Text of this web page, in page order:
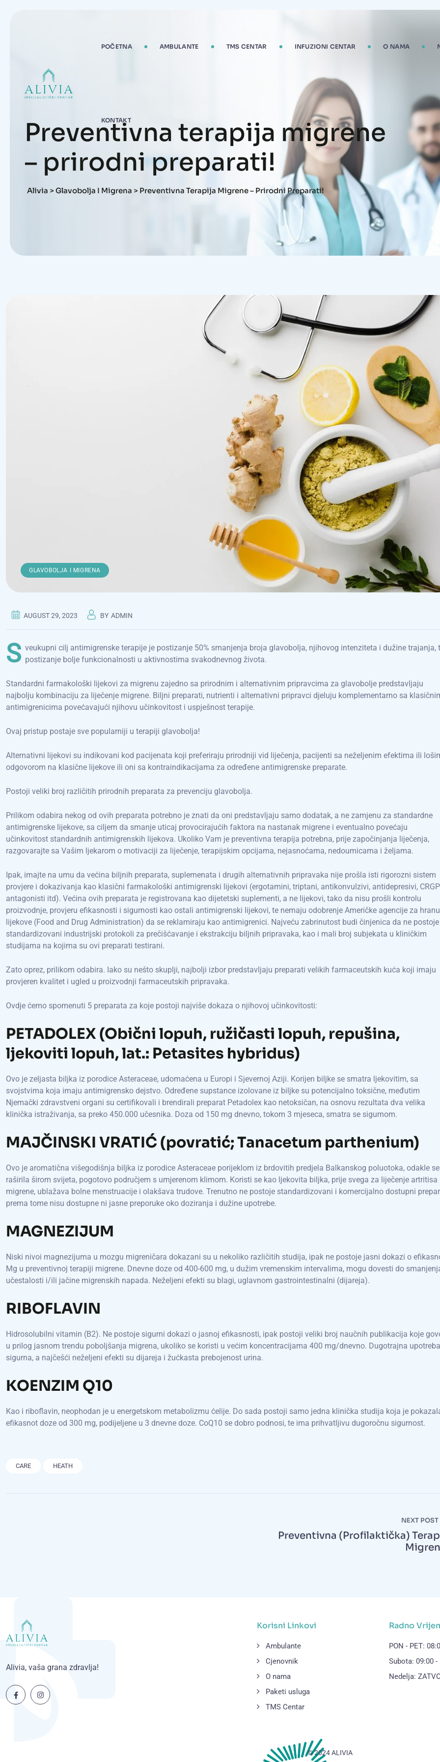
POČETNA AMBULANTE TMS CENTAR INFUZIONI CENTAR O NAMA
KONTAKT
Preventivna terapija migrene
– prirodni preparati!
Alivia > Glavobolja I Migrena > Preventivna Terapija Migrene – Prirodni Preparati!
GLAVOBOLJA I MIGRENA
AUGUST 29, 2023 BY ADMIN
S veukupni cilj antimigrenske terapije je postizanje 50% smanjenja broja glavobolja, njihovog intenziteta i dužine trajanja,
postizanje bolje funkcionalnosti u aktivnostima svakodnevnog života.
Standardni farmakološki lijekovi za migrenu zajedno sa prirodnim i alternativnim pripravcima za glavobolje predstavljaju
najbolju kombinaciju za liječenje migrene. Biljni preparati, nutrienti i alternativni pripravci djeluju komplementarno sa
antimigrenicima povećavajući njihovu učinkovitost i uspješnost terapije.
Ovaj pristup postaje sve popularniji u terapiji glavobolja!
Alternativni lijekovi su indikovani kod pacijenata koji preferiraju prirodniji vid liječenja, pacijenti sa neželjenim efektima ili
odgovorom na klasične lijekove ili oni sa kontraindikacijama za određene antimigrenske preparate.
Postoji veliki broj različitih prirodnih preparata za prevenciju glavobolja.
Prilikom odabira nekog od ovih preparata potrebno je znati da oni predstavljaju samo dodatak, a ne zamjenu za standardne
antimigrenske lijekove, sa ciljem da smanje uticaj provocirajućih faktora na nastanak migrene i eventualno povećaju
učinkovitost standardnih antimigrenskih lijekova. Ukoliko Vam je preventivna terapija potrebna, prije započinjanja liječenja,
razgovarajte sa Vašim ljekarom o motivaciji za liječenje, terapijskim opcijama, nejasnoćama, nedoumicama i željama.
Ipak, imajte na umu da većina biljnih preparata, suplemenata i drugih alternativnih pripravaka nije prošla isti rigorozni sistem
provjere i dokazivanja kao klasični farmakološki antimigrenski lijekovi (ergotamini, triptani, antikonvulzivi, antidepresivi, CRGP
antagonisti itd). Većina ovih preparata je registrovana kao dijetetski suplementi, a ne lijekovi, tako da nisu prošli kontrolu
proizvodnje, provjeru efikasnosti i sigurnosti kao ostali antimigrenski lijekovi, te nemaju odobrenje Američke agencije za hranu
lijekove (Food and Drug Administration) da se reklamiraju kao antimigrenici. Najveću zabrinutost budi činjenica da ne postoje
standardizovani industrijski protokoli za prečišćavanje i ekstrakciju biljnih pripravaka, kao i mali broj subjekata u kliničkim
studijama na kojima su ovi preparati testirani.
Zato oprez, prilikom odabira. Iako su nešto skuplji, najbolji izbor predstavljaju preparati velikih farmaceutskih kuća koji imaju
provjeren kvalitet i ugled u proizvodnji farmaceutskih pripravaka.
Ovdje ćemo spomenuti 5 preparata za koje postoji najviše dokaza o njihovoj učinkovitosti:
PETADOLEX (Obični lopuh, ružičasti lopuh, repušina,
ljekoviti lopuh, lat.: Petasites hybridus)
Ovo je zeljasta biljka iz porodice Asteraceae, udomaćena u Europi i Sjevernoj Aziji. Korijen biljke se smatra ljekovitim, sa
svojstvima koja imaju antimigrensko dejstvo. Određene supstance izolovane iz biljke su potencijalno toksične, međutim
Njemački zdravstveni organi su certifikovali i brendirali preparat Petadolex kao netoksičan, na osnovu rezultata dva velika
klinička istraživanja, sa preko 450.000 učesnika. Doza od 150 mg dnevno, tokom 3 mjeseca, smatra se sigurnom.
MAJČINSKI VRATIĆ (povratić; Tanacetum parthenium)
Ovo je aromatična višegodišnja biljka iz porodice Asteraceae porijeklom iz brdovitih predjela Balkanskog poluotoka, odakle se
raširila širom svijeta, pogotovo područjem s umjerenom klimom. Koristi se kao ljekovita biljka, prije svega za liječenje artritisa
migrene, ublažava bolne menstruacije i olakšava trudove. Trenutno ne postoje standardizovani i komercijalno dostupni
prema tome nisu dostupne ni jasne preporuke oko doziranja i dužine upotrebe.
MAGNEZIJUM
Niski nivoi magnezijuma u mozgu migreničara dokazani su u nekoliko različitih studija, ipak ne postoje jasni dokazi o
Mg u preventivnoj terapiji migrene. Dnevne doze od 400-600 mg, u dužim vremenskim intervalima, mogu dovesti do
učestalosti i/ili jačine migrenskih napada. Neželjeni efekti su blagi, uglavnom gastrointestinalni (dijareja).
RIBOFLAVIN
Hidrosolubilni vitamin (B2). Ne postoje sigurni dokazi o jasnoj efikasnosti, ipak postoji veliki broj naučnih publikacija koje
u prilog jasnom trendu poboljšanja migrena, ukoliko se koristi u većim koncentracijama 400 mg/dnevno. Dugotrajna
sigurna, a najčešći neželjeni efekti su dijareja i žućkasta prebojenost urina.
KOENZIM Q10
Kao i riboflavin, neophodan je u energetskom metabolizmu ćelije. Do sada postoji samo jedna klinička studija koja je
efikasnot doze od 300 mg, podijeljene u 3 dnevne doze. CoQ10 se dobro podnosi, te ima prihvatljivu dugoročnu sigurnost.
CARE HEATH
NEXT POST
Preventivna (profilaktička)
Alivia, vaša grana zdravlja!
Korisni Linkovi
Ambulante
Cjenovnik
O nama
Paketi usluga
TMS Centar
Radno
PON - PET:
Subota: 09:00 -
Nedelja:
© 2024 ALIVIA